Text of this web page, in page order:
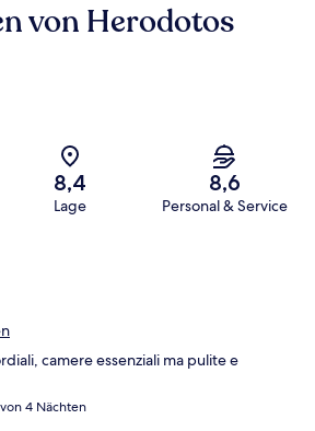
von Herodotos
8,4
Lage
8,6
Personal & Service
camere essenziali ma pulite e
4 Nächten